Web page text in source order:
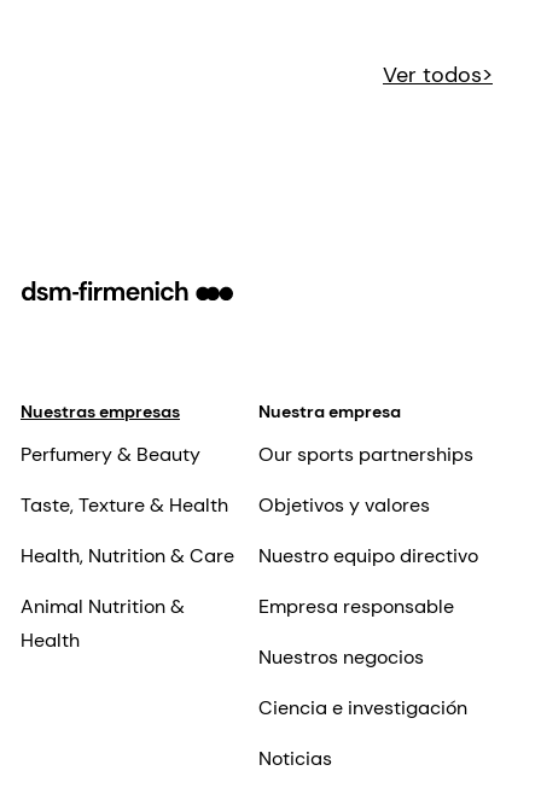
Ver todos>
Nuestras empresas
Perfumery & Beauty
Taste, Texture & Health
Health, Nutrition & Care
Animal Nutrition &
Health
Nuestra empresa
Our sports partnerships
Objetivos y valores
Nuestro equipo directivo
Empresa responsable
Nuestros negocios
Ciencia e investigación
Noticias